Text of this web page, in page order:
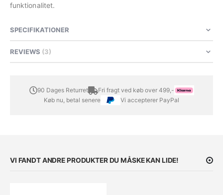
funktionalitet.
SPECIFIKATIONER
REVIEWS 3
90 Dages Returret
Fri fragt ved køb over 499,-
Køb nu, betal senere
Vi accepterer PayPal
VI FANDT ANDRE PRODUKTER DU MÅSKE KAN LIDE!